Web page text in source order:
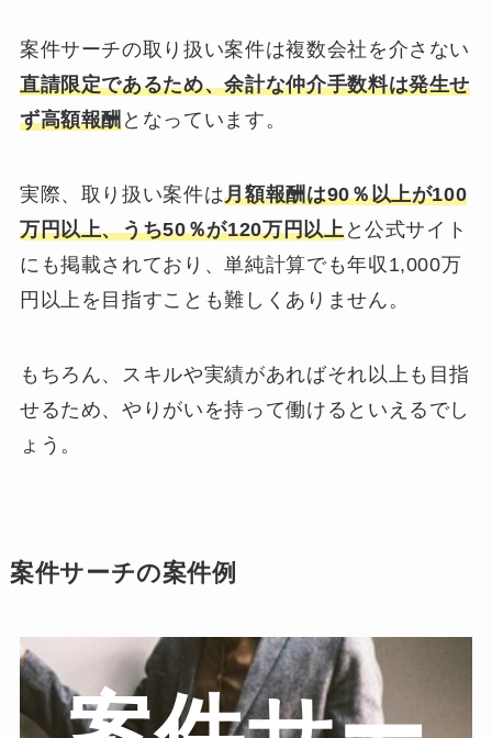
案件サーチの取り扱い案件は複数会社を介さない
直請限定であるため、余計な仲介手数料は発生せ
ず高額報酬となっています。
実際、取り扱い案件は月額報酬は90％以上が100
万円以上、うち50％が120万円以上と公式サイト
にも掲載されており、単純計算でも年収1,000万
円以上を目指すことも難しくありません。
もちろん、スキルや実績があればそれ以上も目指
せるため、やりがいを持って働けるといえるでし
ょう。
案件サーチの案件例